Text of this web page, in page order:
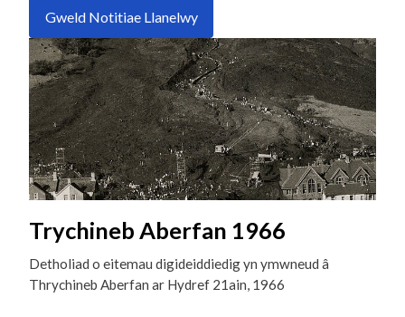
Gweld Notitiae Llanelwy
Trychineb Aberfan 1966
Detholiad o eitemau digideiddiedig yn ymwneud â
Thrychineb Aberfan ar Hydref 21ain, 1966